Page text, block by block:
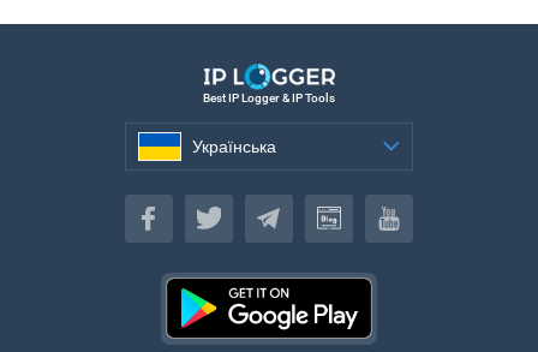
Best IP Logger & IP Tools
Українська
Українська